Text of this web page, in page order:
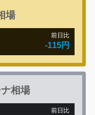
場
前日比
-115円
相場
前日比